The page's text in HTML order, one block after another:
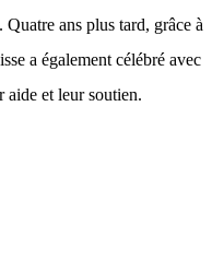
ans plus tard, grâce à
a également célébré avec
aide et leur soutien.